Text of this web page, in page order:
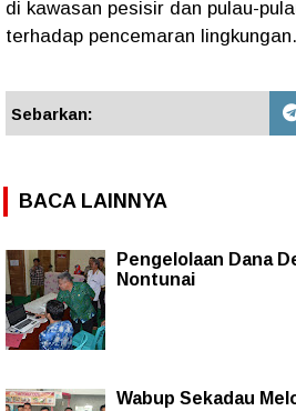
di kawasan pesisir dan pulau-
terhadap pencemaran
Sebarkan:
BACA LAINNYA
Pengelolaan Dana
Nontunai
Wabup Sekadau